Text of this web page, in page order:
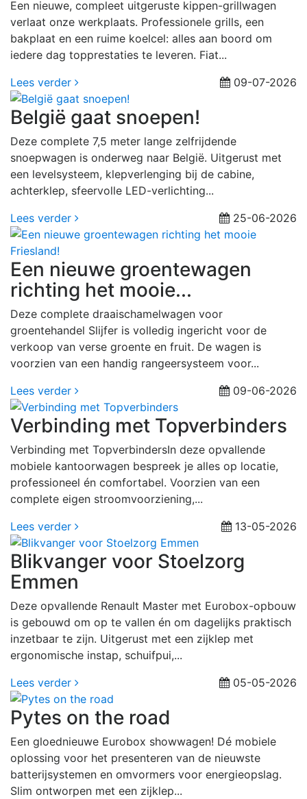
Een nieuwe, compleet uitgeruste kippen-grillwagen
verlaat onze werkplaats. Professionele grills, een
bakplaat en een ruime koelcel: alles aan boord om
iedere dag topprestaties te leveren. Fiat...
Lees verder
09-07-2026
België gaat snoepen!
Deze complete 7,5 meter lange zelfrijdende
snoepwagen is onderweg naar België. Uitgerust met
een levelsysteem, klepverlenging bij de cabine,
achterklep, sfeervolle LED-verlichting...
Lees verder
25-06-2026
Een nieuwe groentewagen
richting het mooie...
Deze complete draaischamelwagen voor
groentehandel Slijfer is volledig ingericht voor de
verkoop van verse groente en fruit. De wagen is
voorzien van een handig rangeersysteem voor...
Lees verder
09-06-2026
Verbinding met Topverbinders
Verbinding met TopverbindersIn deze opvallende
mobiele kantoorwagen bespreek je alles op locatie,
professioneel én comfortabel. Voorzien van een
complete eigen stroomvoorziening,...
Lees verder
13-05-2026
Blikvanger voor Stoelzorg
Emmen
Deze opvallende Renault Master met Eurobox-opbouw
is gebouwd om op te vallen én om dagelijks praktisch
inzetbaar te zijn. Uitgerust met een zijklep met
ergonomische instap, schuifpui,...
Lees verder
05-05-2026
Pytes on the road
Een gloednieuwe Eurobox showwagen! Dé mobiele
oplossing voor het presenteren van de nieuwste
batterijsystemen en omvormers voor energieopslag.
Slim ontworpen met een zijklep...